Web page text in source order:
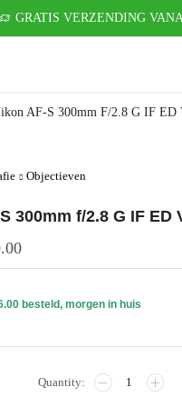
GRATIS VERZENDING
AF-S 300mm F/2.8 G IF ED
Objectieven
300mm f/2.8 G IF ED
besteld, morgen in huis